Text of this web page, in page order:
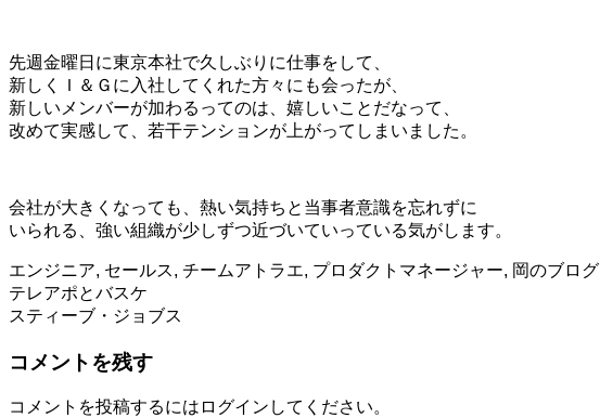
先週金曜日に東京本社で久しぶりに仕事をして、
新しくＩ＆Ｇに入社してくれた方々にも会ったが、
新しいメンバーが加わるってのは、嬉しいことだなって、
改めて実感して、若干テンションが上がってしまいました。
会社が大きくなっても、熱い気持ちと当事者意識を忘れずに
いられる、強い組織が少しずつ近づいていっている気がします。
エンジニア, セールス, チームアトラエ, プロダクトマネージャー, 岡のブログ
投
稿
ナ
ビ
テレアポとバスケ
スティーブ・ジョブス
コメントを残す
コメントを投稿するには ログイン してください。